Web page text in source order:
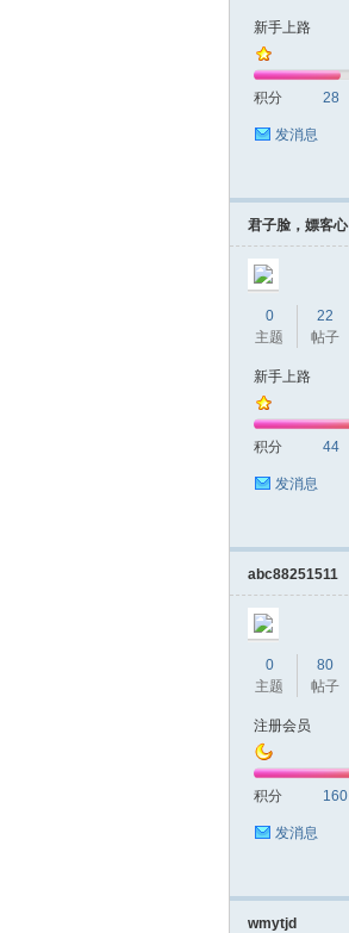
论
新手上路
积分 28
发消息
君子脸，嫖客心
0
主题
22
帖子
新手上路
积分 44
发消息
abc88251511
0
主题
80
帖子
注册会员
积分 160
发消息
wmytjd